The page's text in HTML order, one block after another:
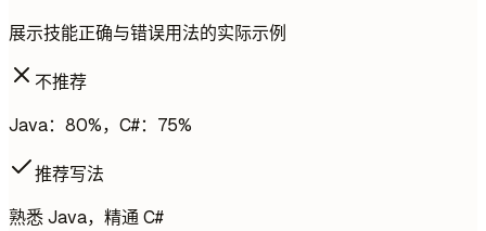
展示技能正确与错误用法的实际示例
不推荐
Java：80%，C#：75%
推荐写法
熟悉 Java，精通 C#